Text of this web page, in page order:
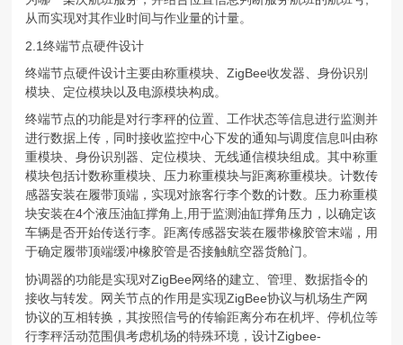
从而实现对其作业时间与作业量的计量。
2.1终端节点硬件设计
终端节点硬件设计主要由称重模块、ZigBee收发器、身份识别
模块、定位模块以及电源模块构成。
终端节点的功能是对行李秤的位置、工作状态等信息进行监测并
进行数据上传，同时接收监控中心下发的通知与调度信息叫由称
重模块、身份识别器、定位模块、无线通信模块组成。其中称重
模块包括计数称重模块、压力称重模块与距离称重模块。计数传
感器安装在履带顶端，实现对旅客行李个数的计数。压力称重模
块安装在4个液压油缸撑角上,用于监测油缸撑角压力，以确定该
车辆是否开始传送行李。距离传感器安装在履带橡胶管末端，用
于确定履带顶端缓冲橡胶管是否接触航空器货舱门。
协调器的功能是实现对ZigBee网络的建立、管理、数据指令的
接收与转发。网关节点的作用是实现ZigBee协议与机场生产网
协议的互相转换，其按照信号的传输距离分布在机坪、停机位等
行李秤活动范围俱考虑机场的特殊环境，设计Zigbee-